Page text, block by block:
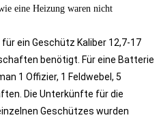
eine Heizung waren nicht
ein Geschütz Kaliber 12,7-17
benötigt. Für eine Batterie
1 Offizier, 1 Feldwebel, 5
Die Unterkünfte für die
Geschützes wurden